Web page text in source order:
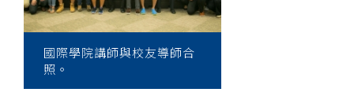
導
計
國際學院講師與校友導師合
照。